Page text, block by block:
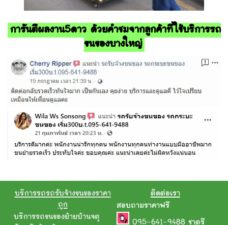
การันตีผลงาน5ดาว ด้วยคำชมจากลูกค้าที่ใช้บริการรถ
ขนของบางใหญ่
บริการรถรถรับจ้างขนของราคา
ถูก
บริการรถขนของย้ายบ้านจตุ
ติดต่อเรา
สอบถามราคาฟรี
095-641-9488 ชาตรี